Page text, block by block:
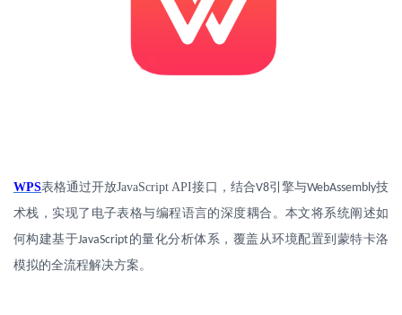
WPS表格通过开放JavaScript API接口，结合V8引擎与WebAssembly技
术栈，实现了电子表格与编程语言的深度耦合。本文将系统阐述如
何构建基于JavaScript的量化分析体系，覆盖从环境配置到蒙特卡洛
模拟的全流程解决方案。